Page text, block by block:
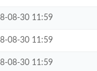
08-30 11:59
08-30 11:59
08-30 11:59